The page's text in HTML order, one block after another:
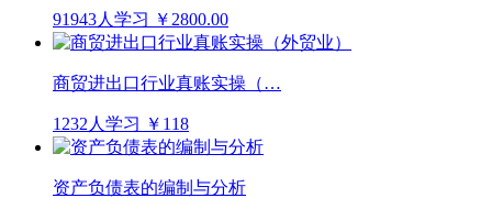
91943人学习 ￥2800.00
商贸进出口行业真账实操（…
1232人学习 ￥118
资产负债表的编制与分析